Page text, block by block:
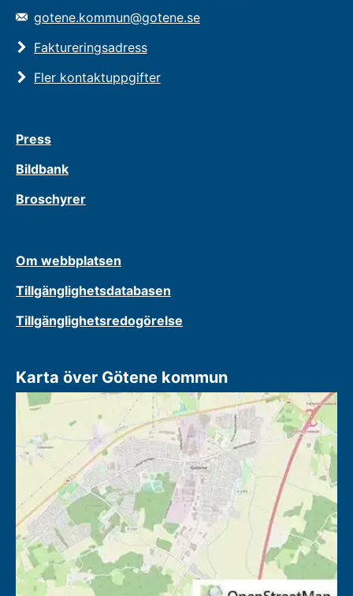
gotene.kommun@gotene.se
Faktureringsadress
Fler kontaktuppgifter
Press
Bildbank
Broschyrer
Om webbplatsen
Tillgänglighetsdatabasen
Tillgänglighetsredogörelse
Karta över Götene kommun